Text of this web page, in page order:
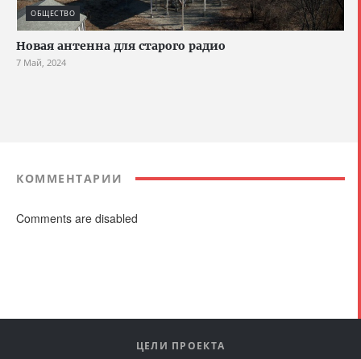
ОБЩЕСТВО
Новая антенна для старого радио
7 Май, 2024
КОММЕНТАРИИ
Comments are disabled
ЦЕЛИ ПРОЕКТА